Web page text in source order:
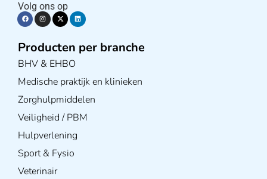
Volg ons op
Producten per branche
BHV & EHBO
Medische praktijk en klinieken
Zorghulpmiddelen
Veiligheid / PBM
Hulpverlening
Sport & Fysio
Veterinair